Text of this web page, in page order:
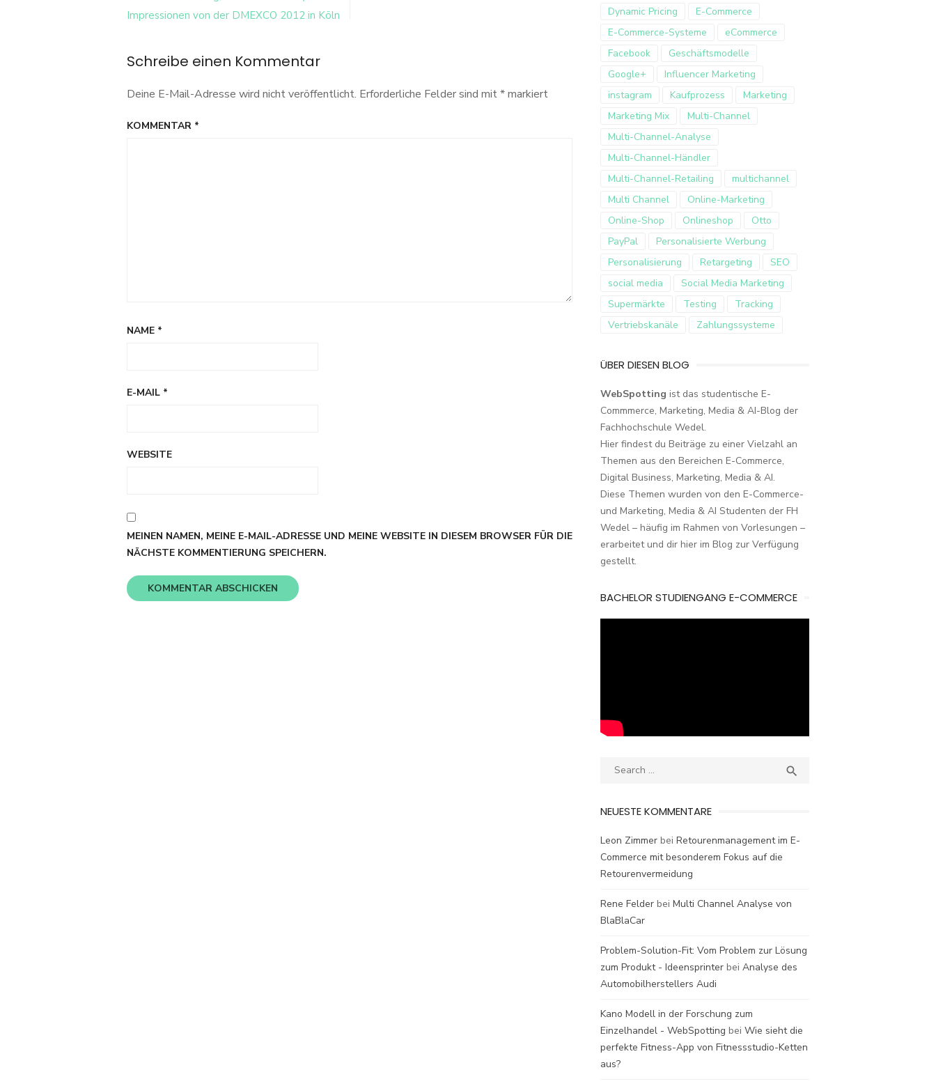
Navigation
Impressionen von der DMEXCO 2012 in Köln
Schreibe einen Kommentar
Deine E-Mail-Adresse wird nicht veröffentlicht. Erforderliche Felder sind mit*markiert
KOMMENTAR *
NAME *
E-MAIL *
WEBSITE
MEINEN NAMEN, MEINE E-MAIL-ADRESSE UND MEINE WEBSITE IN DIESEM BROWSER FÜR DIE
NÄCHSTE KOMMENTIERUNG SPEICHERN.
Dynamic Pricing
E-Commerce
E-Commerce-Systeme
eCommerce
Facebook
Geschäftsmodelle
Google+
Influencer Marketing
instagram
Kaufprozess
Marketing
Marketing Mix
Multi-Channel
Multi-Channel-Analyse
Multi-Channel-Händler
Multi-Channel-Retailing
multichannel
Multi Channel
Online-Marketing
Online-Shop
Onlineshop
Otto
PayPal
Personalisierte Werbung
Personalisierung
Retargeting
SEO
social media
Social Media Marketing
Supermärkte
Testing
Tracking
Vertriebskanäle
Zahlungssysteme
ÜBER DIESEN BLOG
WebSpotting ist das studentische E-
Commmerce, Marketing, Media & AI-Blog der
Fachhochschule Wedel.
Hier findest du Beiträge zu einer Vielzahl an
Themen aus den Bereichen E-Commerce,
Digital Business, Marketing, Media & AI.
Diese Themen wurden von den E-Commerce-
und Marketing, Media & AI Studenten der FH
Wedel – häufig im Rahmen von Vorlesungen –
erarbeitet und dir hier im Blog zur Verfügung
gestellt.
BACHELOR STUDIENGANG E-COMMERCE
Search

NEUESTE KOMMENTARE
Leon Zimmer bei Retourenmanagement im E-
Commerce mit besonderem Fokus auf die
Retourenvermeidung
Rene Felder bei Multi Channel Analyse von
BlaBlaCar
Problem-Solution-Fit: Vom Problem zur Lösung
zum Produkt - Ideensprinter bei Analyse des
Automobilherstellers Audi
Kano Modell in der Forschung zum
Einzelhandel - WebSpotting bei Wie sieht die
perfekte Fitness-App von Fitnessstudio-Ketten
aus?